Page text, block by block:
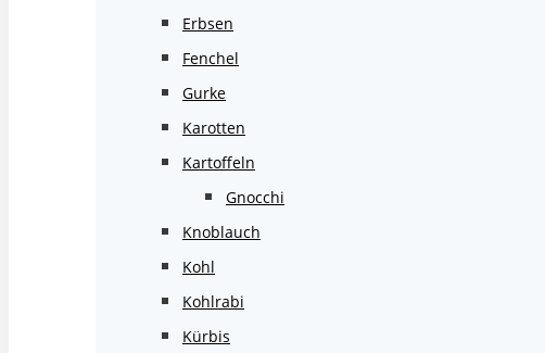
Erbsen
Fenchel
Gurke
Karotten
Kartoffeln
Gnocchi
Knoblauch
Kohl
Kohlrabi
Kürbis